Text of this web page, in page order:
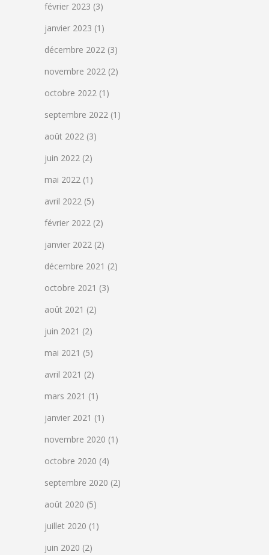
février 2023 (3)
janvier 2023 (1)
décembre 2022 (3)
novembre 2022 (2)
octobre 2022 (1)
septembre 2022 (1)
août 2022 (3)
juin 2022 (2)
mai 2022 (1)
avril 2022 (5)
février 2022 (2)
janvier 2022 (2)
décembre 2021 (2)
octobre 2021 (3)
août 2021 (2)
juin 2021 (2)
mai 2021 (5)
avril 2021 (2)
mars 2021 (1)
janvier 2021 (1)
novembre 2020 (1)
octobre 2020 (4)
septembre 2020 (2)
août 2020 (5)
juillet 2020 (1)
juin 2020 (2)